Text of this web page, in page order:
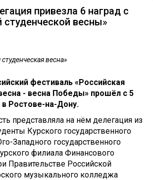
привезла 6 наград с
студенческой весны»
весна»
фестиваль «Российская
- весна Победы» прошёл с 5
в Ростове-на-Дону.
представляла на нём делегация из
Курского государственного
Западного государственного
филиала Финансового
Правительстве Российской
музыкального колледжа